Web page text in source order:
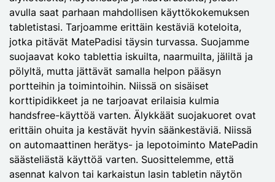
avulla saat parhaan mahdollisen käyttökokemuksen
tabletistasi. Tarjoamme erittäin kestäviä koteloita,
jotka pitävät MatePadisi täysin turvassa. Suojamme
suojaavat koko tablettia iskuilta, naarmuilta, jäliltä ja
pölyltä, mutta jättävät samalla helpon pääsyn
portteihin ja toimintoihin. Niissä on sisäiset
korttipidikkeet ja ne tarjoavat erilaisia kulmia
handsfree-käyttöä varten. Älykkäät suojakuoret ovat
erittäin ohuita ja kestävät hyvin säänkestäviä. Niissä
on automaattinen herätys- ja lepotoiminto MatePadin
säästeliästä käyttöä varten. Suosittelemme, että
asennat kalvon tai karkaistun lasin tabletin näytön